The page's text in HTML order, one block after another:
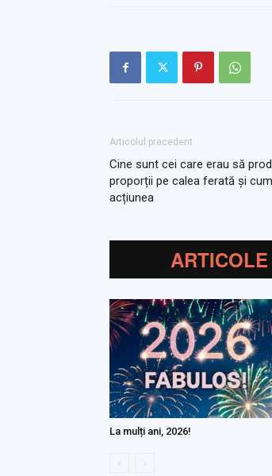
Articolul precedent
Cine sunt cei care erau să
proporții pe calea ferată și
acțiunea
La mulți ani, 2026!